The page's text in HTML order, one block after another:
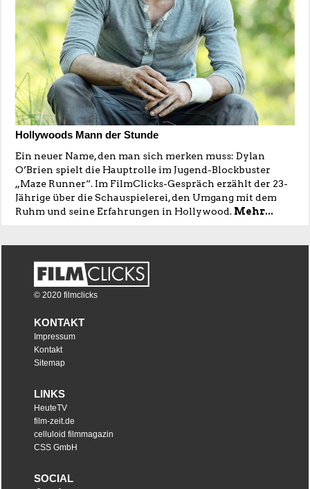
Hollywoods Mann der Stunde
Ein neuer Name, den man sich merken muss: Dylan
O’Brien spielt die Hauptrolle im Jugend-Blockbuster
„Maze Runner“. Im FilmClicks-Gespräch erzählt der 23-
Jährige über die Schauspielerei, den Umgang mit dem
Ruhm und seine Erfahrungen in Hollywood. Mehr...
© 2020 filmclicks
KONTAKT
Impressum
Kontakt
Sitemap
LINKS
HeuteTV
film-zeit.de
celluloid filmmagazin
CSS GmbH
SOCIAL